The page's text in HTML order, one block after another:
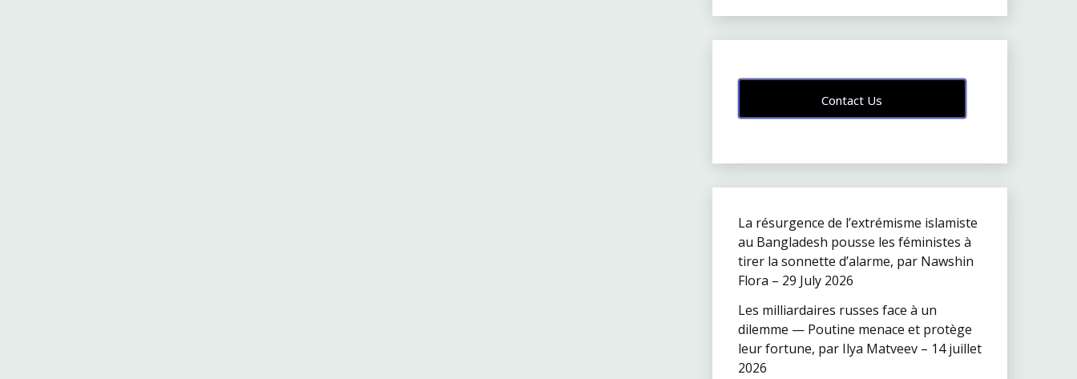
Contact Us
La résurgence de l’extrémisme islamiste
au Bangladesh pousse les féministes à
tirer la sonnette d’alarme, par Nawshin
Flora – 29 July 2026
Les milliardaires russes face à un
dilemme — Poutine menace et protège
leur fortune, par Ilya Matveev – 14 juillet
2026